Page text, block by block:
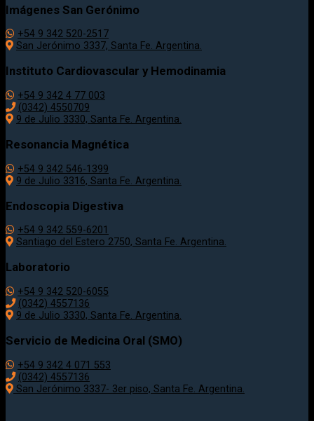
Imágenes San Gerónimo
+54 9 342 520-2517
San Jerónimo 3337, Santa Fe. Argentina.
Instituto Cardiovascular y Hemodinamia
+54 9 342 4 77 003
(0342) 4550709
9 de Julio 3330, Santa Fe. Argentina.
Resonancia Magnética
+54 9 342 546-1399
9 de Julio 3316, Santa Fe. Argentina.
Endoscopia Digestiva
+54 9 342 559-6201
Santiago del Estero 2750, Santa Fe. Argentina.
Laboratorio
+54 9 342 520-6055
(0342) 4557136
9 de Julio 3330, Santa Fe. Argentina.
Servicio de Medicina Oral (SMO)
+54 9 342 4 071 553
(0342) 4557136
San Jerónimo 3337- 3er piso, Santa Fe. Argentina.